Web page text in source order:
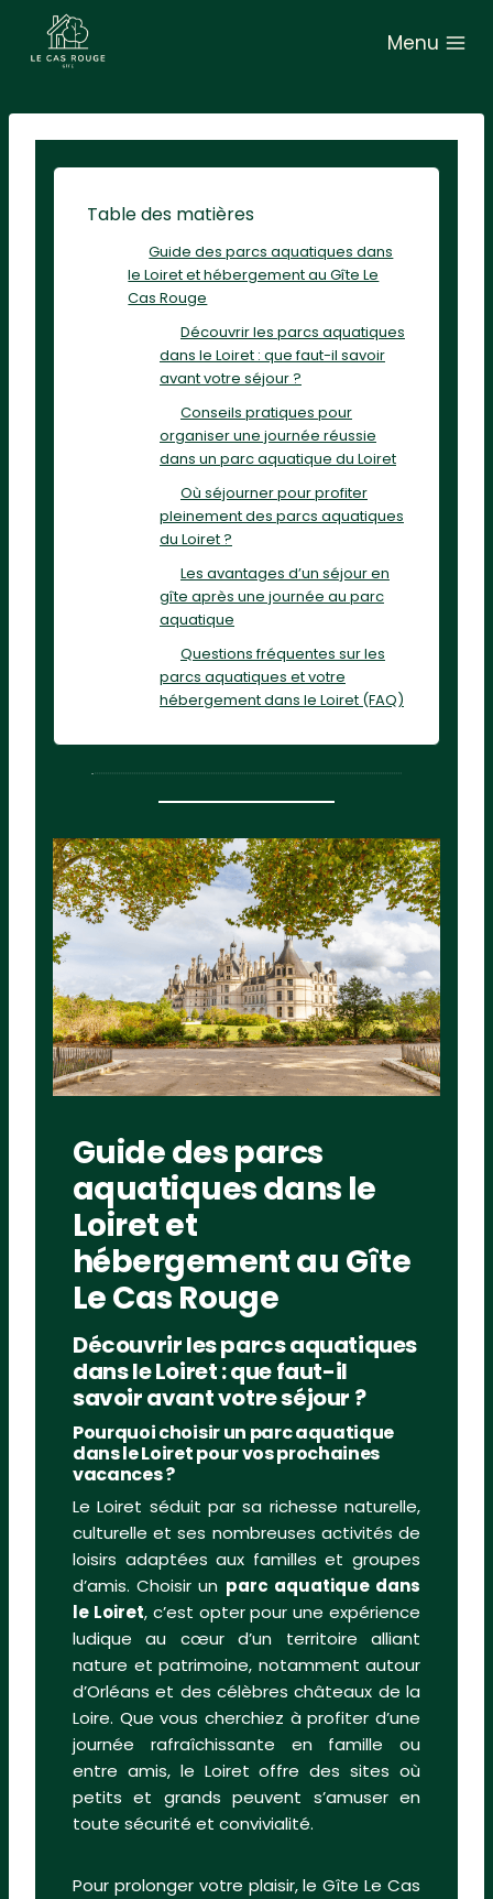
e
Menu
Table des matières
Guide des parcs aquatiques dans
le Loiret et hébergement au Gîte Le
Cas Rouge
Découvrir les parcs aquatiques
dans le Loiret : que faut-il savoir
avant votre séjour ?
Conseils pratiques pour
organiser une journée réussie
dans un parc aquatique du Loiret
Où séjourner pour profiter
pleinement des parcs aquatiques
du Loiret ?
Les avantages d’un séjour en
gîte après une journée au parc
aquatique
Questions fréquentes sur les
parcs aquatiques et votre
hébergement dans le Loiret (FAQ)
Guide des parcs
aquatiques dans le
Loiret et
hébergement au Gîte
Le Cas Rouge
Découvrir les parcs aquatiques
dans le Loiret : que faut-il
savoir avant votre séjour ?
Pourquoi choisir un parc aquatique
dans le Loiret pour vos prochaines
vacances ?
Le Loiret séduit par sa richesse naturelle,
culturelle et ses nombreuses activités de
loisirs adaptées aux familles et groupes
d’amis. Choisir un parc aquatique dans
le Loiret, c’est opter pour une expérience
ludique au cœur d’un territoire alliant
nature et patrimoine, notamment autour
d’Orléans et des célèbres châteaux de la
Loire. Que vous cherchiez à profiter d’une
journée rafraîchissante en famille ou
entre amis, le Loiret offre des sites où
petits et grands peuvent s’amuser en
toute sécurité et convivialité.
Pour prolonger votre plaisir, le Gîte Le Cas